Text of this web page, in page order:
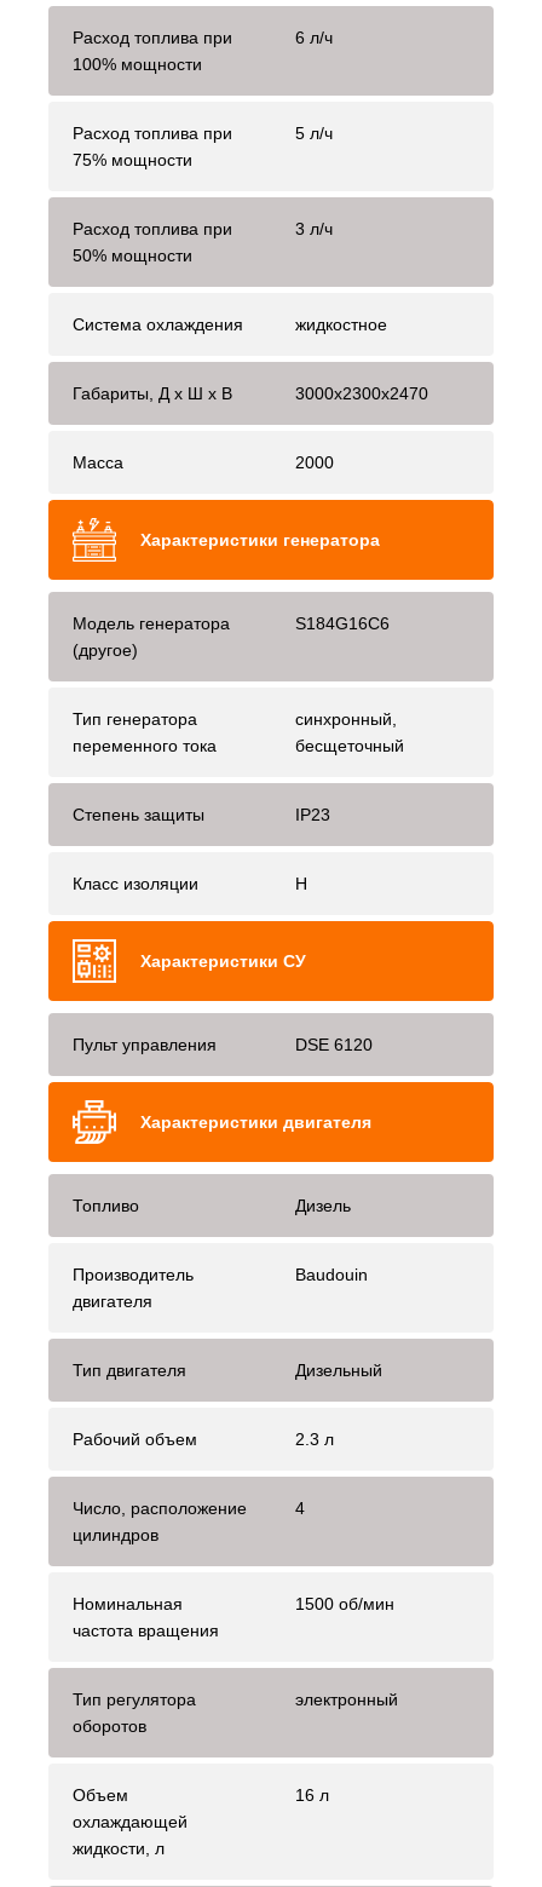
Расход топлива при
100% мощности
6 л/ч
Расход топлива при
75% мощности
5 л/ч
Расход топлива при
50% мощности
3 л/ч
Система охлаждения жидкостное
Габариты, Д x Ш x В 3000x2300x2470
Масса 2000
Характеристики генератора
Модель генератора
(другое)
S184G16C6
Тип генератора
переменного тока
синхронный,
бесщеточный
Степень защиты IP23
Класс изоляции H
Характеристики СУ
Пульт управления DSE 6120
Характеристики двигателя
Топливо Дизель
Производитель
двигателя
Baudouin
Тип двигателя Дизельный
Рабочий объем 2.3 л
Число, расположение
цилиндров
4
Номинальная
частота вращения
1500 об/мин
Тип регулятора
оборотов
электронный
Объем
охлаждающей
жидкости, л
16 л